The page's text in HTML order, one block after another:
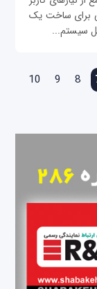
برای ساخت یک
سیستم‌...
8
9
10